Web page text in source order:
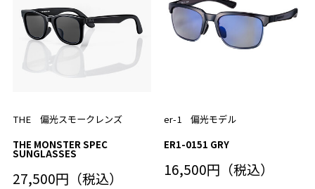
THE 偏光スモークレンズ
THE MONSTER SPEC
SUNGLASSES
27,500円（税込）
er-1 偏光モデル
ER1-0151 GRY
16,500円（税込）